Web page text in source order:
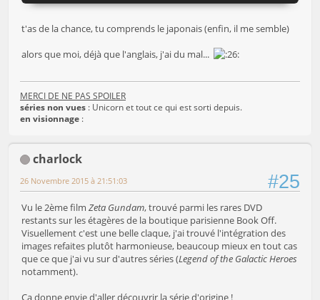
t'as de la chance, tu comprends le japonais (enfin, il me semble)
alors que moi, déjà que l'anglais, j'ai du mal...
MERCI DE NE PAS SPOILER
séries non vues : Unicorn et tout ce qui est sorti depuis.
en visionnage :
charlock
#25
26 Novembre 2015 à 21:51:03
Vu le 2ème film Zeta Gundam, trouvé parmi les rares DVD
restants sur les étagères de la boutique parisienne Book Off.
Visuellement c'est une belle claque, j'ai trouvé l'intégration des
images refaites plutôt harmonieuse, beaucoup mieux en tout cas
que ce que j'ai vu sur d'autres séries (Legend of the Galactic Heroes
notamment).
Ça donne envie d'aller découvrir la série d'origine !